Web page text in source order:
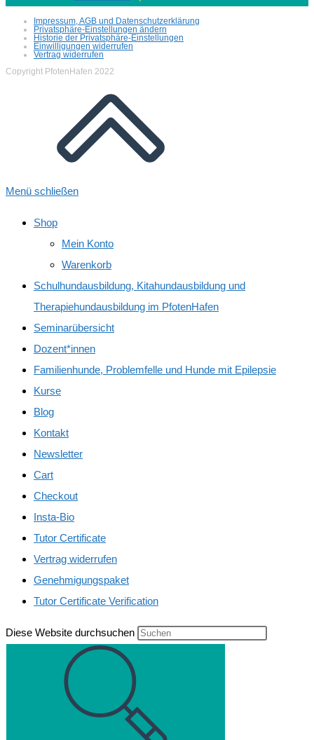
Impressum, AGB und Datenschutzerklärung
Privatsphäre-Einstellungen ändern
Historie der Privatsphäre-Einstellungen
Einwilligungen widerrufen
Vertrag widerrufen
Copyright PfotenHafen 2022
Menü schließen
Shop
Mein Konto
Warenkorb
Schulhundausbildung, Kitahundausbildung und
Therapiehundausbildung im PfotenHafen
Seminarübersicht
Dozent*innen
Familienhunde, Problemfelle und Hunde mit Epilepsie
Kurse
Blog
Kontakt
Newsletter
Cart
Checkout
Insta-Bio
Tutor Certificate
Vertrag widerrufen
Genehmigungspaket
Tutor Certificate Verification
Diese Website durchsuchen